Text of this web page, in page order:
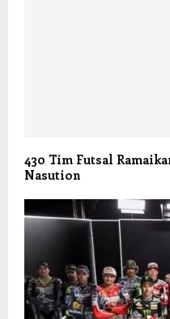
430 Tim Futsal
Nasution